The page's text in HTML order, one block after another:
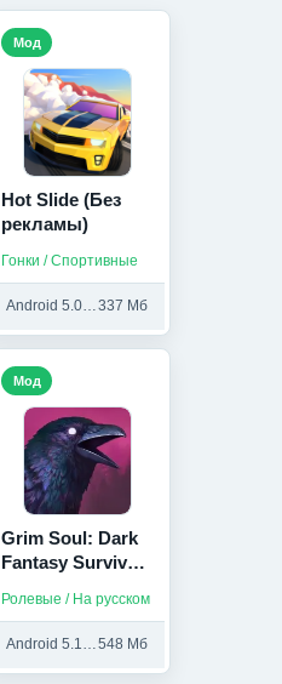
Hot Slide (Без
рекламы)
Гонки / Спортивные
Android 5.0 и выше337 Мб
Мод
Grim Soul: Dark
Fantasy Survival
Бесплатный
крафт)
Ролевые / На русском
Android 5.1 и выше548 Мб
Мод